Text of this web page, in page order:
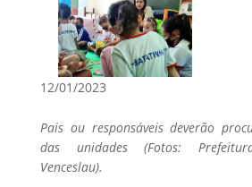
12/01/2023
Pais ou responsáveis deverão
das unidades (Fotos:
Venceslau).